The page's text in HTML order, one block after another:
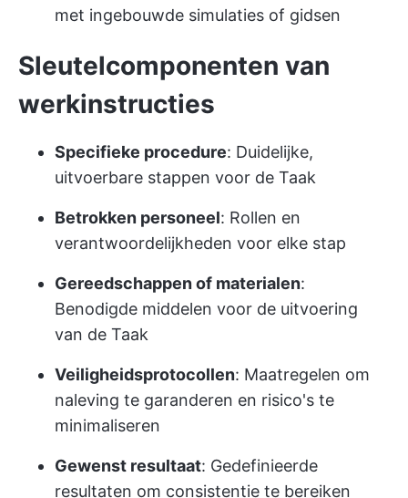
met ingebouwde simulaties of gidsen
Sleutelcomponenten van
werkinstructies
Specifieke procedure: Duidelijke,
uitvoerbare stappen voor de Taak
Betrokken personeel: Rollen en
verantwoordelijkheden voor elke stap
Gereedschappen of materialen:
Benodigde middelen voor de uitvoering
van de Taak
Veiligheidsprotocollen: Maatregelen om
naleving te garanderen en risico's te
minimaliseren
Gewenst resultaat: Gedefinieerde
resultaten om consistentie te bereiken